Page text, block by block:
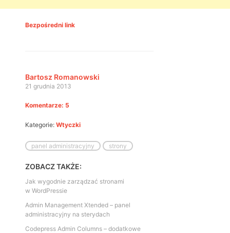
Bezpośredni link
Bartosz Romanowski
21 grudnia 2013
Komentarze: 5
Kategorie: Wtyczki
panel administracyjny strony
ZOBACZ TAKŻE:
Jak wygodnie zarządzać stronami
w WordPressie
Admin Management Xtended – panel
administracyjny na sterydach
Codepress Admin Columns – dodatkowe